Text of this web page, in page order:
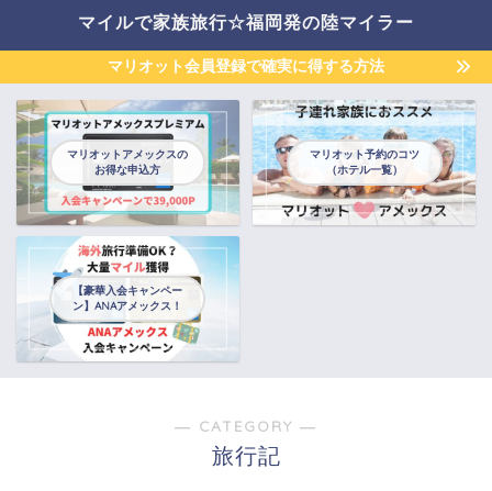
マイルで家族旅行☆福岡発の陸マイラー
マリオット会員登録で確実に得する方法
マリオットアメックスの
お得な申込方
マリオット予約のコツ
（ホテル一覧）
【豪華入会キャンペー
ン】ANAアメックス！
― CATEGORY ―
旅行記